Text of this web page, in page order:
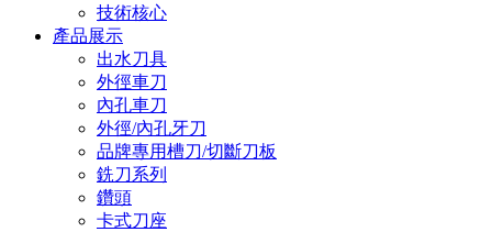
技術核心
產品展示
出水刀具
外徑車刀
內孔車刀
外徑/內孔牙刀
品牌專用槽刀/切斷刀板
銑刀系列
鑽頭
卡式刀座